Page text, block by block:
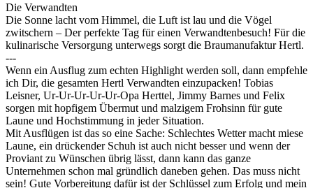
Die Verwandten
Die Sonne lacht vom Himmel, die Luft ist lau und die Vögel
zwitschern – Der perfekte Tag für einen Verwandtenbesuch! Für die
kulinarische Versorgung unterwegs sorgt die Braumanufaktur Hertl.
---
Wenn ein Ausflug zum echten Highlight werden soll, dann empfehle
ich Dir, die gesamten Hertl Verwandten einzupacken! Tobias
Leisner, Ur-Ur-Ur-Ur-Ur-Opa Herttel, Jimmy Barnes und Felix
sorgen mit hopfigem Übermut und malzigem Frohsinn für gute
Laune und Hochstimmung in jeder Situation.
Mit Ausflügen ist das so eine Sache: Schlechtes Wetter macht miese
Laune, ein drückender Schuh ist auch nicht besser und wenn der
Proviant zu Wünschen übrig lässt, dann kann das ganze
Unternehmen schon mal gründlich daneben gehen. Das muss nicht
sein! Gute Vorbereitung dafür ist der Schlüssel zum Erfolg und mein